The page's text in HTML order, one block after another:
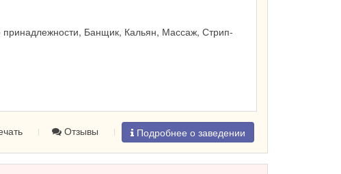
Банщик, Кальян, Массаж, Стрип-
Отзывы Подробнее о заведении